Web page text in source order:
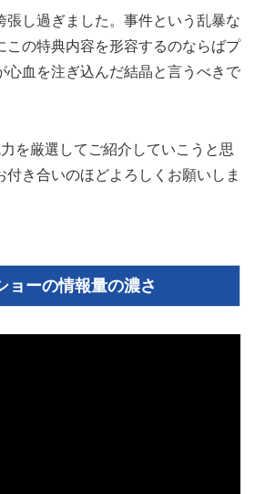
張し過ぎました。事件という乱暴な
この特典内容を形容するのならばプ
心血を注ぎ込んだ結晶と言うべきで
を厳選してご紹介していこうと思
付き合いのほどよろしくお願いしま
ョーの情報量の濃さ